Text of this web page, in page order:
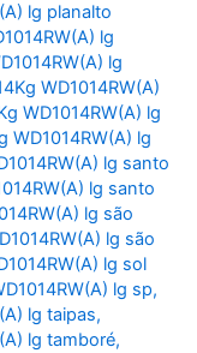
lg planalto
lg
lg
WD1014RW(A)
WD1014RW(A) lg
WD1014RW(A) lg
lg santo
lg santo
lg são
lg são
lg sol
lg sp,
lg taipas,
lg tamboré,